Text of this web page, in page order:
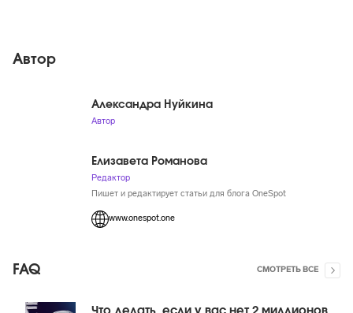
Автор
Александра Нуйкина
Автор
Елизавета Романова
Редактор
Пишет и редактирует статьи для блога OneSpot
www.onespot.one
FAQ СМОТРЕТЬ ВСЕ